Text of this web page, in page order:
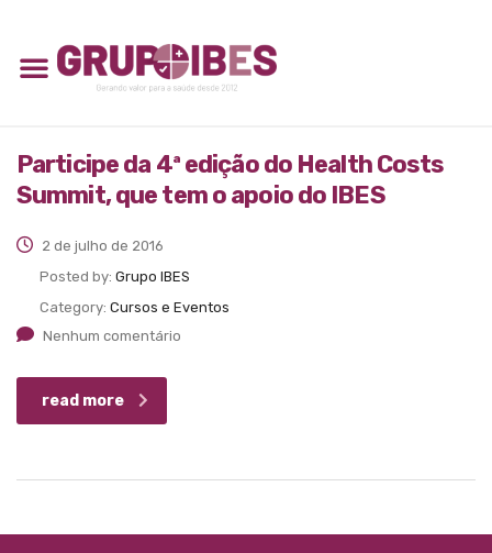
Participe da 4ª edição do Health Costs
Summit, que tem o apoio do IBES
2 de julho de 2016
Posted by: Grupo IBES
Category: Cursos e Eventos
Nenhum comentário
read more